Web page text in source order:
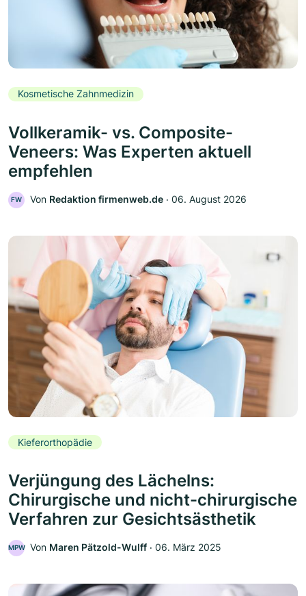
Kosmetische Zahnmedizin
Vollkeramik- vs. Composite-
Veneers: Was Experten aktuell
empfehlen
FW Von Redaktion firmenweb.de ‧ 06. August 2026
Kieferorthopädie
Verjüngung des Lächelns:
Chirurgische und nicht-chirurgische
Verfahren zur Gesichtsästhetik
MPW Von Maren Pätzold-Wulff ‧ 06. März 2025